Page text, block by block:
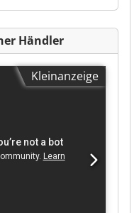
Händler
Kleinanzeige